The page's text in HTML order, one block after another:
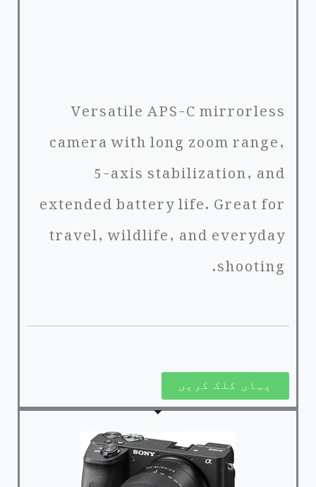
Versatile APS-C mirrorless
camera with long zoom range,
5-axis stabilization, and
extended battery life. Great for
travel, wildlife, and everyday
shooting.
یہاں کلک کریں